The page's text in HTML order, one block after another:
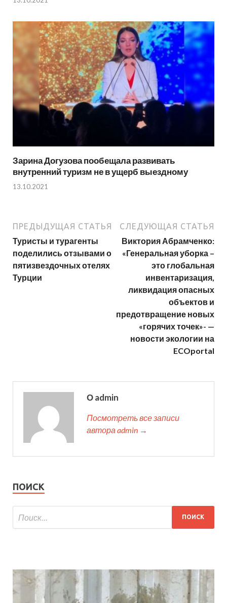
Зарина Догузова пообещала развивать
внутренний туризм не в ущерб выездному
13.10.2021
ПРЕДЫДУЩАЯ СТАТЬЯ
Туристы и турагенты
поделились отзывами о
пятизвездочных отелях
Турции
СЛЕДУЮЩАЯ СТАТЬЯ
Виктория Абрамченко:
«Генеральная уборка –
это глобальная
инвентаризация,
ликвидация опасных
объектов и
предотвращение новых
«горячих точек»- —
новости экологии на
ECOportal
О admin
Посмотреть все записи
автора admin →
ПОИСК